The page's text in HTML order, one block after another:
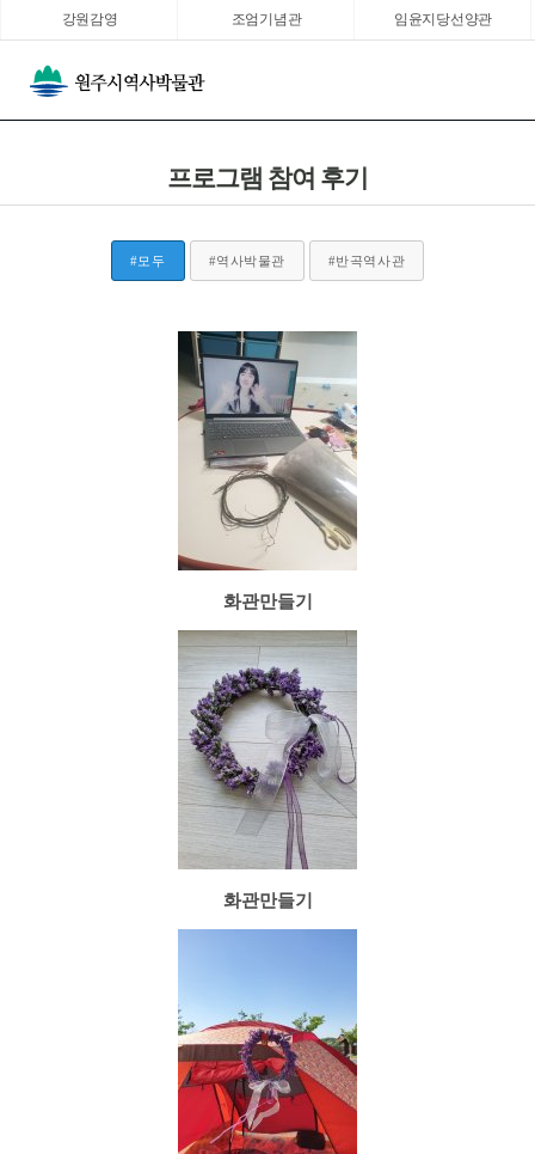
강원감영 조엄기념관 임윤지당선양관
프로그램 참여 후기
#모두 #역사박물관 #반곡역사관
화관만들기
화관만들기